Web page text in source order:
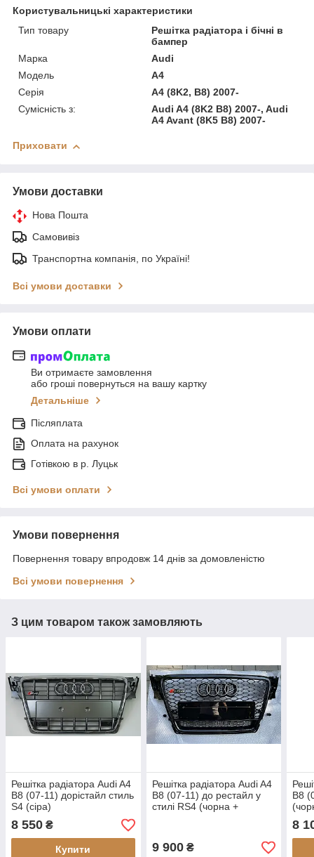
Користувальницькі характеристики
Тип товару
Решітка радіатора і бічні в
бампер
Марка
Audi
Модель
A4
Серія
A4 (8K2, B8) 2007-
Сумісність з:
Audi A4 (8K2 B8) 2007-, Audi
A4 Avant (8K5 B8) 2007-
Приховати
Умови доставки
Нова Пошта
Самовивіз
Транспортна компанія, по Україні!
Всі умови доставки
Умови оплати
Ви отримаєте замовлення
або гроші повернуться на вашу картку
Детальніше
Післяплата
Оплата на рахунок
Готівкою в р. Луцьк
Всі умови оплати
Умови повернення
Повернення товару впродовж 14 днів за домовленістю
Всі умови повернення
З цим товаром також замовляють
Решітка радіатора Audi A4
B8 (07-11) дорістайл стиль
S4 (сіра)
8 550 ₴
Купити
Решітка радіатора Audi A4
B8 (07-11) до рестайл у
стилі RS4 (чорна +
9 900₴
B8
8